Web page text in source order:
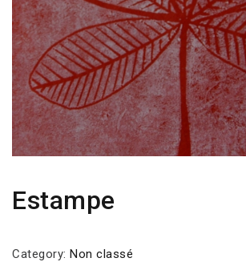
Estampe
Category:Non classé